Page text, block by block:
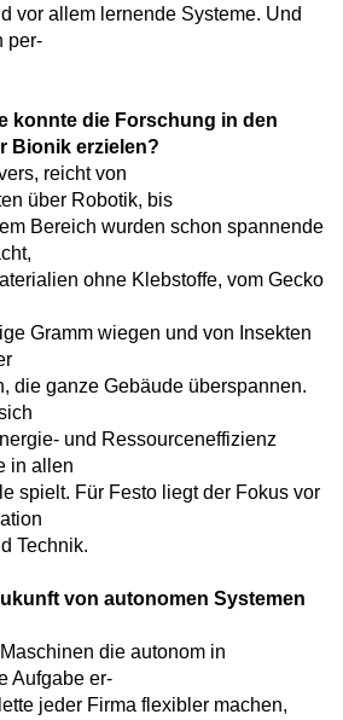
vor allem lernende Systeme. Und
per-
konnte die Forschung in den
Bionik erzielen?
reicht von
über Robotik, bis
Bereich wurden schon spannende
ohne Klebstoffe, vom Gecko
Gramm wiegen und von Insekten
die ganze Gebäude überspannen.
und Ressourceneffizienz
in allen
spielt. Für Festo liegt der Fokus vor
Technik.
von autonomen Systemen
die autonom in
Aufgabe er-
jeder Firma flexibler machen,